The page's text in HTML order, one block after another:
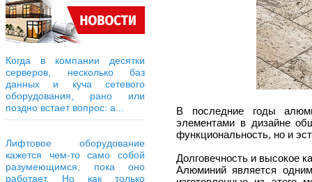
Когда в компании десятки
серверов, несколько баз
данных и куча сетевого
оборудования, рано или
поздно встает вопрос: а...
Лифтовое оборудование
кажется чем-то само собой
разумеющимся, пока оно
работает. Но как только
В последние годы
элементами в дизайне
функциональность, но и
Долговечность и высокое
Алюминий является